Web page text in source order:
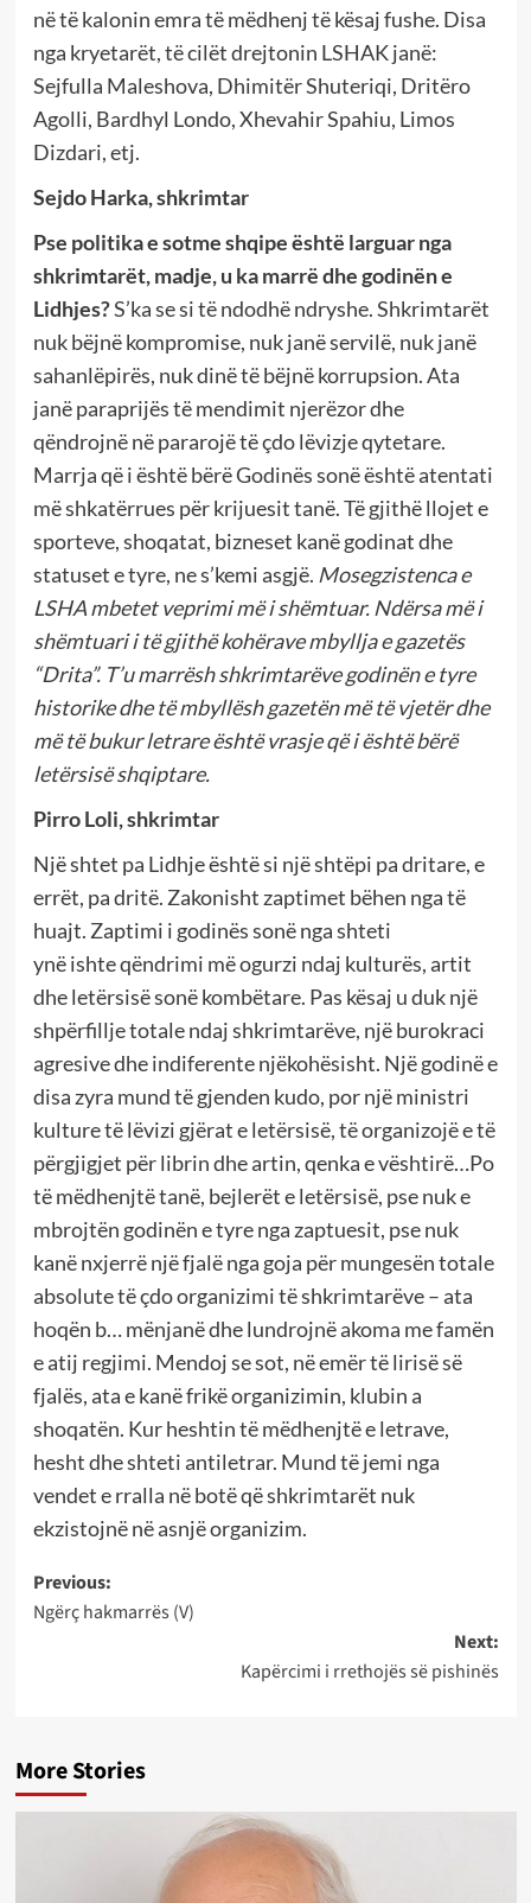
në të kalonin emra të mëdhenj të kësaj fushe. Disa
nga kryetarët, të cilët drejtonin LSHAK janë:
Sejfulla Maleshova, Dhimitër Shuteriqi, Dritëro
Agolli, Bardhyl Londo, Xhevahir Spahiu, Limos
Dizdari, etj.
Sejdo Harka, shkrimtar
Pse politika e sotme shqipe është larguar nga
shkrimtarët, madje, u ka marrë dhe godinën e
Lidhjes?S’ka se si të ndodhë ndryshe. Shkrimtarët
nuk bëjnë kompromise, nuk janë servilë, nuk janë
sahanlëpirës, nuk dinë të bëjnë korrupsion. Ata
janë paraprijës të mendimit njerëzor dhe
qëndrojnë në pararojë të çdo lëvizje qytetare.
Marrja që i është bërë Godinës sonë është atentati
më shkatërrues për krijuesit tanë. Të gjithë llojet e
sporteve, shoqatat, bizneset kanë godinat dhe
statuset e tyre, ne s’kemi asgjë. Mosegzistenca e
LSHA mbetet veprimi më i shëmtuar. Ndërsa më i
shëmtuari i të gjithë kohërave mbyllja e gazetës
“Drita”. T’u marrësh shkrimtarëve godinën e tyre
historike dhe të mbyllësh gazetën më të vjetër dhe
më të bukur letrare është vrasje që i është bërë
letërsisë shqiptare.
Pirro Loli, shkrimtar
Një shtet pa Lidhje është si një shtëpi pa dritare, e
errët, pa dritë. Zakonisht zaptimet bëhen nga të
huajt. Zaptimi i godinës sonë nga shteti
ynë ishte qëndrimi më ogurzi ndaj kulturës, artit
dhe letërsisë sonë kombëtare. Pas kësaj u duk një
shpërfillje totale ndaj shkrimtarëve, një burokraci
agresive dhe indiferente njëkohësisht. Një godinë e
disa zyra mund të gjenden kudo, por një ministri
kulture të lëvizi gjërat e letërsisë, të organizojë e të
përgjigjet për librin dhe artin, qenka e vështirë…Po
të mëdhenjtë tanë, bejlerët e letërsisë, pse nuk e
mbrojtën godinën e tyre nga zaptuesit, pse nuk
kanë nxjerrë një fjalë nga goja për mungesën totale
absolute të çdo organizimi të shkrimtarëve – ata
hoqën b… mënjanë dhe lundrojnë akoma me famën
e atij regjimi. Mendoj se sot, në emër të lirisë së
fjalës, ata e kanë frikë organizimin, klubin a
shoqatën. Kur heshtin të mëdhenjtë e letrave,
hesht dhe shteti antiletrar. Mund të jemi nga
vendet e rralla në botë që shkrimtarët nuk
ekzistojnë në asnjë organizim.
Post
navigation
Previous:
Ngërç hakmarrës (V)
Next:
Kapërcimi i rrethojës së pishinës
More Stories